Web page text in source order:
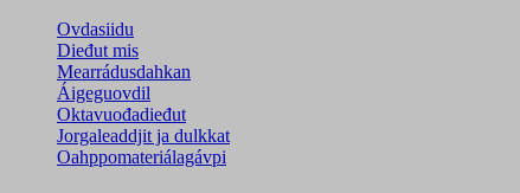
Ovdasiidu
Dieđut mis
Mearrádusdahkan
Áigeguovdil
Oktavuođadieđut
Jorgaleaddjit ja dulkkat
Oahppomateriálagávpi